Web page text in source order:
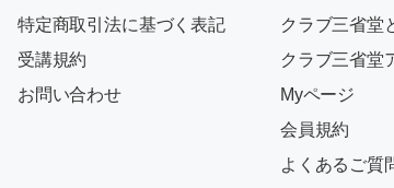
特定商取引法に基づく表記
受講規約
お問い合わせ
クラブ三省堂
クラブ三省堂
Myページ
会員規約
よくあるご質